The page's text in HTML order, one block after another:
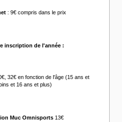
: 9€ compris dans le prix
inscription de l'année :
32€ en fonction de l'âge (15 ans et
et 16 ans et plus)
Muc Omnisports 13€